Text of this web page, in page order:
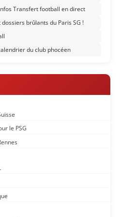
Transfert football en direct
brûlants du Paris SG !
du club phocéen
le PSG